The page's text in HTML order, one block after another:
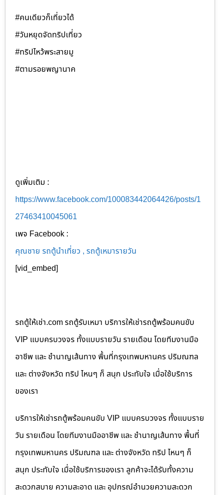
#คนเดียวก็เที่ยวได้
#วันหยุดจัดทริปเที่ยว
#ทริปไหว้พระสายมู
#ตามรอยพญานาค
ดูเพิ่มเติม :
https://www.facebook.com/100083442064426/posts/1
27463410045061
เพจ Facebook :
คุณชาย รถตู้นำเที่ยว , รถตู้เหมารายวัน
[vid_embed]
รถตู้ให้เช่า.com รถตู้รับเหมา บริการให้เช่ารถตู้พร้อมคนขับ
VIP แบบครบวงจร ทั้งแบบรายวัน รายเดือน โดยทีมงานมือ
อาชีพ และ ชำนาญเส้นทาง พื้นที่กรุงเทพมหานคร ปริมณฑล
และ ต่างจังหวัด ทริป ไหนๆ ก็ สนุก ประทับใจ เมื่อใช้บริการ
ของเรา
บริการให้เช่ารถตู้พร้อมคนขับ VIP แบบครบวงจร ทั้งแบบราย
วัน รายเดือน โดยทีมงานมืออาชีพ และ ชำนาญเส้นทาง พื้นที่
กรุงเทพมหานคร ปริมณฑล และ ต่างจังหวัด ทริป ไหนๆ ก็
สนุก ประทับใจ เมื่อใช้บริการของเรา ลูกค้าจะได้รับทั้งความ
สะดวกสบาย ความสะอาด และ อุปกรณ์อำนวยความสะดวก